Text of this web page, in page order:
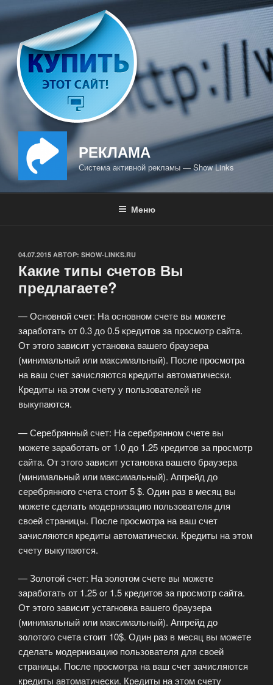
Перейти
к
содержимому
РЕКЛАМА
Система активной рекламы — Show Links
Меню
ОПУБЛИКОВАНО
04.07.2015 АВТОР: SHOW-LINKS.RU
Какие типы счетов Вы
предлагаете?
— Основной счет: На основном счете вы можете
заработать от 0.3 до 0.5 кредитов за просмотр сайта.
От этого зависит установка вашего браузера
(минимальный или максимальный). После просмотра
на ваш счет зачисляются кредиты автоматически.
Кредиты на этом счету у пользователей не
выкупаются.
— Серебрянный счет: На серебрянном счете вы
можете заработать от 1.0 до 1.25 кредитов за просмотр
сайта. От этого зависит установка вашего браузера
(минимальный или максимальный). Апгрейд до
серебрянного счета стоит 5 $. Один раз в месяц вы
можете сделать модернизацию пользователя для
своей страницы. После просмотра на ваш счет
зачисляются кредиты автоматически. Кредиты на этом
счету выкупаются.
— Золотой счет: На золотом счете вы можете
заработать от 1.25 or 1.5 кредитов за просмотр сайта.
От этого зависит устагновка вашего браузера
(минимальный или максимальный). Апгрейд до
золотого счета стоит 10$. Один раз в месяц вы можете
сделать модернизацию пользователя для своей
страницы. После просмотра на ваш счет зачисляются
кредиты автоматически. Кредиты на этом счету